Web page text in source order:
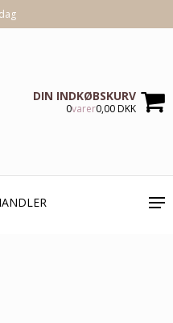
DIN INDKØBSKURV
0varer0,00 DKK